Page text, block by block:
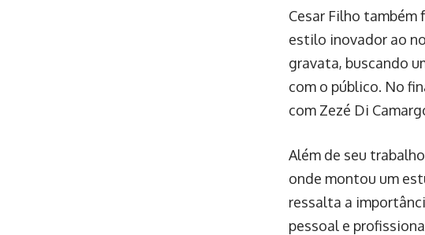
Cesar Filho também
estilo inovador ao
gravata, buscando
com o público. No
com Zezé Di
Além de seu
onde montou um
ressalta a
pessoal e